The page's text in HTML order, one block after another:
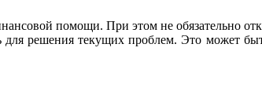
помощи. При этом не обязательно
решения текущих проблем. Это может